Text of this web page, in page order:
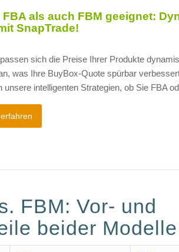
als auch FBM geeignet:
SnapTrade!
sich die Preise Ihrer Produkte
was Ihre BuyBox-Quote spürbar
unsere intelligenten Strategien, ob Sie FBA
FBM: Vor- und
beider Modelle